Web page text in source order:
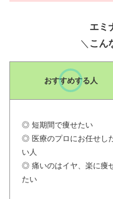
エミ
＼ こん
おすすめする人
◎ 短期間で痩せたい
◎ 医療のプロにお任せし
い人
◎ 痛いのはイヤ、楽に痩
たい